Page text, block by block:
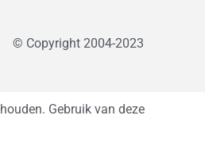
© Copyright 2004-2023
Gebruik van deze